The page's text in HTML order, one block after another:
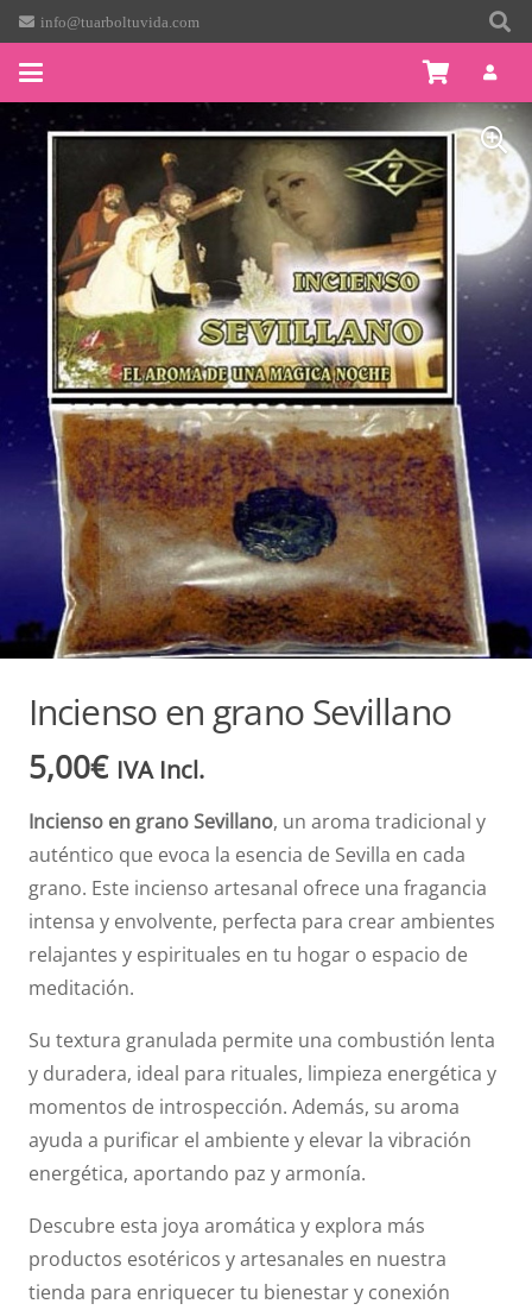
info@tuarboltuvida.com
Incienso en grano Sevillano
5,00€ IVA Incl.
Incienso en grano Sevillano, un aroma tradicional y
auténtico que evoca la esencia de Sevilla en cada
grano. Este incienso artesanal ofrece una fragancia
intensa y envolvente, perfecta para crear ambientes
relajantes y espirituales en tu hogar o espacio de
meditación.
Su textura granulada permite una combustión lenta
y duradera, ideal para rituales, limpieza energética y
momentos de introspección. Además, su aroma
ayuda a purificar el ambiente y elevar la vibración
energética, aportando paz y armonía.
Descubre esta joya aromática y explora más
productos esotéricos y artesanales en nuestra
tienda para enriquecer tu bienestar y conexión